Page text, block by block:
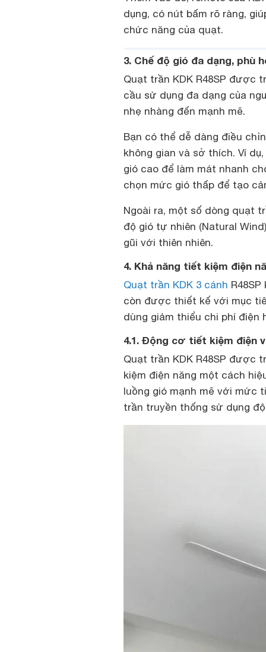
dụng, có nút bấm rõ ràng,
chức năng của quạt.
3. Chế độ gió đa dạng, phù
Quạt trần KDK R48SP được
cầu sử dụng đa dạng của
nhẹ nhàng đến mạnh mẽ.
Bạn có thể dễ dàng điều
không gian và sở thích. Ví
gió cao để làm mát nhanh
chọn mức gió thấp để tạo
Ngoài ra, một số dòng quạt
độ gió tự nhiên (Natural
gũi với thiên nhiên.
4. Khả năng tiết kiệm điện
Quạt trần KDK 3 cánh
còn được thiết kế với mục
dùng giảm thiểu chi phí điện
4.1. Động cơ tiết kiệm điện
Quạt trần KDK R48SP được
kiệm điện năng một cách
luồng gió mạnh mẽ với mức
trần truyền thống sử dụng